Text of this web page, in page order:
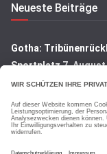
Neueste Beiträge
Gotha:
Sportplatz7. August
August 2026